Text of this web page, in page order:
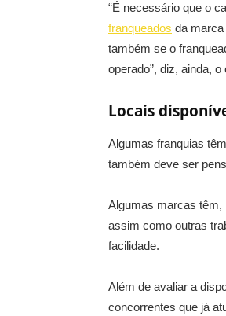
“É necessário que o
franqueados da marca
também se o
operado”, diz, ainda, o
Locais
Algumas franquias
também deve ser
Algumas marcas têm,
assim como outras
facilidade.
Além de avaliar a
concorrentes que já